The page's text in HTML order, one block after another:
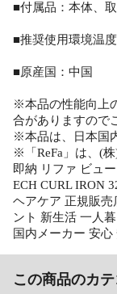
■付属品：本体、
■推奨使用環境温
■原産国：中国
※本品の性能向上
合がありますので
※本品は、日本国
※「ReFa」は、(株
即納 リファ ビュ
ECH CURL IRON
ヘアケア 正規販
ント 新生活 一人
国内メーカー 安心
この商品のカテ